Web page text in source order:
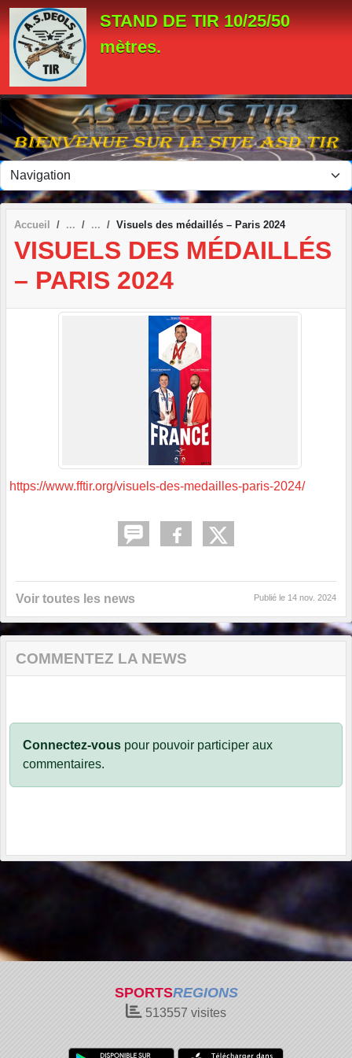
STAND DE TIR 10/25/50
mètres.
Accueil Visuels des médaillés – Paris 2024
VISUELS DES MÉDAILLÉS
– PARIS 2024
https://www.fftir.org/visuels-des-medailles-paris-2024/
Voir toutes les news Publié le 14 nov. 2024
COMMENTEZ LA NEWS
Connectez-vous pour pouvoir participer aux
commentaires.
SPORTSREGIONS
513557 visites
Panneau de gestion des cookies